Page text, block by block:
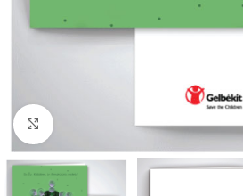
Click to enlarge